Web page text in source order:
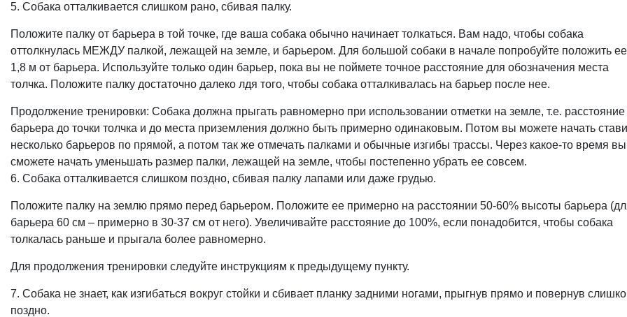
5. Собака отталкивается слишком рано, сбивая палку.
Положите палку от барьера в той точке, где ваша собака обычно начинает толкаться. Вам надо, чтобы собака
оттолкнулась МЕЖДУ палкой, лежащей на земле, и барьером. Для большой собаки в начале попробуйте положить
1,8 м от барьера. Используйте только один барьер, пока вы не поймете точное расстояние для обозначения места
толчка. Положите палку достаточно далеко лдя того, чтобы собака отталкивалась на барьер после нее.
Продолжение тренировки: Собака должна прыгать равномерно при использовании отметки на земле, т.е. расстояние
барьера до точки толчка и до места приземления должно быть примерно одинаковым. Потом вы можете начать
несколько барьеров по прямой, а потом так же отмечать палками и обычные изгибы трассы. Через какое-то время вы
сможете начать уменьшать размер палки, лежащей на земле, чтобы постепенно убрать ее совсем.
6. Собака отталкивается слишком поздно, сбивая палку лапами или даже грудью.
Положите палку на землю прямо перед барьером. Положите ее примерно на расстоянии 50-60% высоты барьера
барьера 60 см – примерно в 30-37 см от него). Увеличивайте расстояние до 100%, если понадобится, чтобы собака
толкалась раньше и прыгала более равномерно.
Для продолжения тренировки следуйте инструкциям к предыдущему пункту.
7. Собака не знает, как изгибаться вокруг стойки и сбивает планку задними ногами, прыгнув прямо и повернув
поздно.